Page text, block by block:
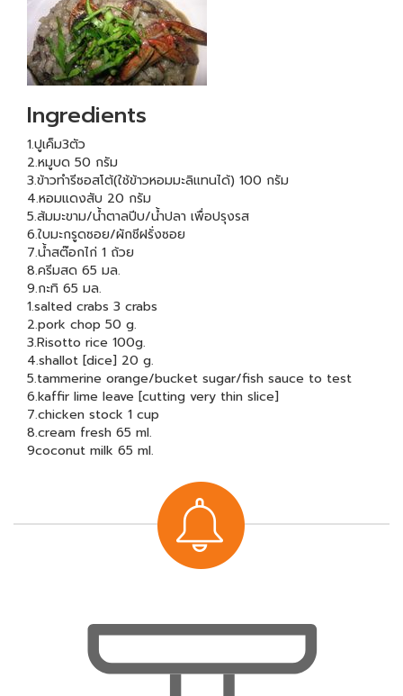
Ingredients
1.ปูเค็ม3ตัว
2.หมูบด 50 กรัม
3.ข้าวทำรีซอสโต้(ใช้ข้าวหอมมะลิแทนได้) 100 กรัม
4.หอมแดงสับ 20 กรัม
5.ส้มมะขาม/น้ำตาลปีบ/น้ำปลา เพื่อปรุงรส
6.ใบมะกรูดซอย/ผักชีฝรั่งซอย
7.น้ำสต๊อกไก่ 1 ถ้วย
8.ครีมสด 65 มล.
9.กะทิ 65 มล.
1.salted crabs 3 crabs
2.pork chop 50 g.
3.Risotto rice 100g.
4.shallot [dice] 20 g.
5.tammerine orange/bucket sugar/fish sauce to test
6.kaffir lime leave [cutting very thin slice]
7.chicken stock 1 cup
8.cream fresh 65 ml.
9coconut milk 65 ml.